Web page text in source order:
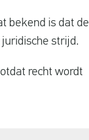
bekend is dat de
strijd.
recht wordt